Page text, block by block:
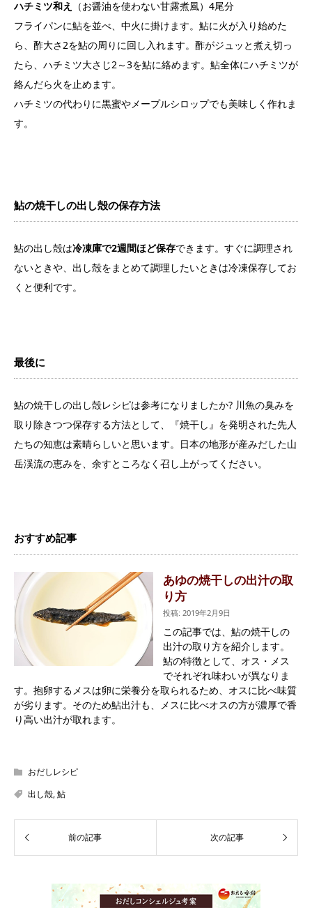
ハチミツ和え
（お醤油を使わない甘露煮風）4尾分
フライパンに鮎を並べ、中火に掛けます。鮎に火が入り始めた
ら、酢大さ2を鮎の周りに回し入れます。酢がジュッと煮え切っ
たら、ハチミツ大さじ2～3を鮎に絡めます。鮎全体にハチミツが
絡んだら火を止めます。
ハチミツの代わりに黒蜜やメープルシロップでも美味しく作れま
す。
鮎の焼干しの出し殻の保存方法
鮎の出し殻は冷凍庫で2週間ほど保存できます。すぐに調理され
ないときや、出し殻をまとめて調理したいときは冷凍保存してお
くと便利です。
最後に
鮎の焼干しの出し殻レシピは参考になりましたか? 川魚の臭みを
取り除きつつ保存する方法として、『焼干し』を発明された先人
たちの知恵は素晴らしいと思います。日本の地形が産みだした山
岳渓流の恵みを、余すところなく召し上がってください。
おすすめ記事
あゆの焼干しの出汁の取
り方
投稿: 2019年2月9日
この記事では、鮎の焼干しの
出汁の取り方を紹介します。
鮎の特徴として、オス・メス
でそれぞれ味わいが異なりま
す。抱卵するメスは卵に栄養分を取られるため、オスに比べ味質
が劣ります。そのため鮎出汁も、メスに比べオスの方が濃厚で香
り高い出汁が取れます。
おだしレシピ
出し殻,鮎